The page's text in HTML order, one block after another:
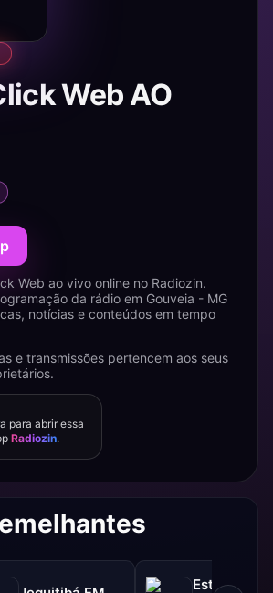
Web AO
Web ao vivo online no Radiozin.
da rádio em Gouveia - MG
notícias e conteúdos em tempo
e transmissões pertencem aos seus
para abrir essa
Radiozin.
Estrada